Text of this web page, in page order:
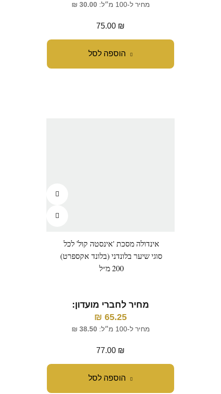
הוספה לסל
מחיר ל-100 מ״ל: 30.00
₪
75.00 ₪
הוספה לסל
אינדולה מסכת 'אינסטה קול' לכל
סוגי שיער בלונדני (בלונד אקספרט)
200 מ״ל
מחיר לחברי מועדון:
65.25
₪
מחיר ל-100 מ״ל: 38.50
₪
77.00 ₪